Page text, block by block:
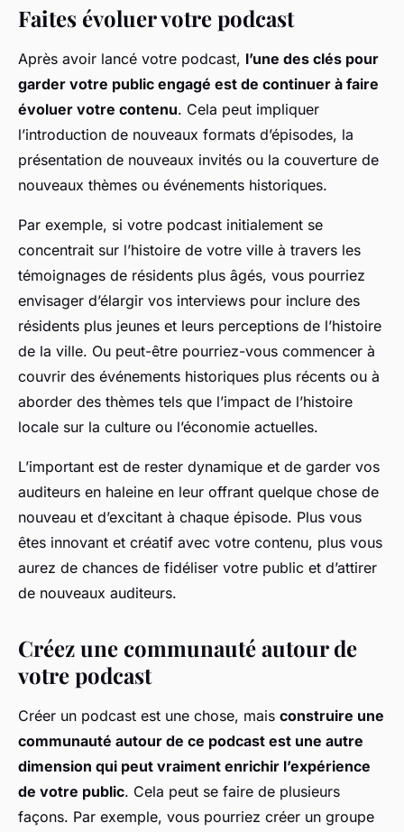
Faites évoluer votre podcast
Après avoir lancé votre podcast, l’une des clés pour
garder votre public engagé est de continuer à faire
évoluer votre contenu. Cela peut impliquer
l’introduction de nouveaux formats d’épisodes, la
présentation de nouveaux invités ou la couverture de
nouveaux thèmes ou événements historiques.
Par exemple, si votre podcast initialement se
concentrait sur l’histoire de votre ville à travers les
témoignages de résidents plus âgés, vous pourriez
envisager d’élargir vos interviews pour inclure des
résidents plus jeunes et leurs perceptions de l’histoire
de la ville. Ou peut-être pourriez-vous commencer à
couvrir des événements historiques plus récents ou à
aborder des thèmes tels que l’impact de l’histoire
locale sur la culture ou l’économie actuelles.
L’important est de rester dynamique et de garder vos
auditeurs en haleine en leur offrant quelque chose de
nouveau et d’excitant à chaque épisode. Plus vous
êtes innovant et créatif avec votre contenu, plus vous
aurez de chances de fidéliser votre public et d’attirer
de nouveaux auditeurs.
Créez une communauté autour de
votre podcast
Créer un podcast est une chose, mais construire une
communauté autour de ce podcast est une autre
dimension qui peut vraiment enrichir l’expérience
de votre public. Cela peut se faire de plusieurs
façons. Par exemple, vous pourriez créer un groupe